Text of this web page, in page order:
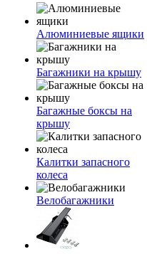
Алюминиевые ящики
Багажники на крышу
Багажные боксы на
крышу
Калитки запасного
колеса
Велобагажники